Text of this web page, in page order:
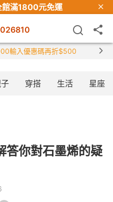
館滿1800元免運
輸入優惠碼再折$500
穿搭 生活 星座
答你對石墨烯的疑